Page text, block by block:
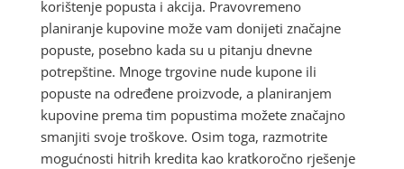
korištenje popusta i akcija. Pravovremeno
planiranje kupovine može vam donijeti značajne
popuste, posebno kada su u pitanju dnevne
potrepštine. Mnoge trgovine nude kupone ili
popuste na određene proizvode, a planiranjem
kupovine prema tim popustima možete značajno
smanjiti svoje troškove. Osim toga, razmotrite
mogućnosti hitrih kredita kao kratkoročno rješenje